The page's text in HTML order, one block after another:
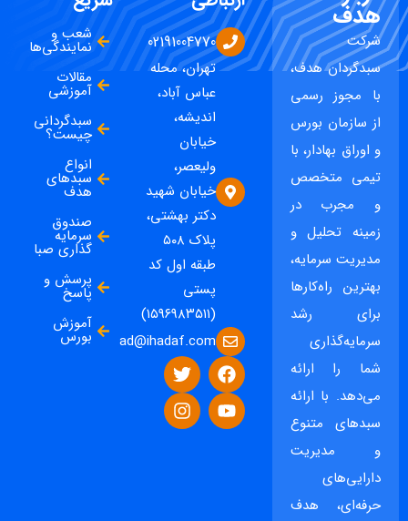
هدف
شرکت
سبدگردان هدف،
با مجوز رسمی
از سازمان بورس
و اوراق بهادار، با
تیمی متخصص
و مجرب در
زمینه تحلیل و
مدیریت سرمایه،
بهترین راه‌کارها
برای رشد
سرمایه‌گذاری
شما را ارائه
می‌دهد. با ارائه
سبدهای متنوع
و مدیریت
دارایی‌های
حرفه‌ای، هدف
02191004770
تهران، محله
عباس آباد،
اندیشه،
خیابان
ولیعصر،
خیابان شهید
دکتر بهشتی،
پلاک ۵۰۸
طبقه اول کد
پستی
(۱۵۹۶۹۸۳۵۱۱)
ad@ihadaf.com
شعب و
نمایندگی‌ها
مقالات
آموزشی
سبدگردانی
چیست؟
انواع
سبدهای
هدف
صندوق
سرمایه
گذاری صبا
پرسش و
پاسخ
آموزش
بورس